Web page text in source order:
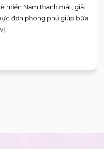
miền Nam thanh mát, giải
đơn phong phú giúp bữa